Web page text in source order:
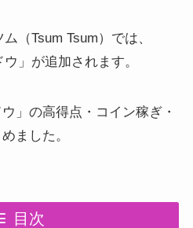
（Tsum Tsum）では、
」が追加されます。
」の高得点・コイン稼ぎ・
ました。
目次